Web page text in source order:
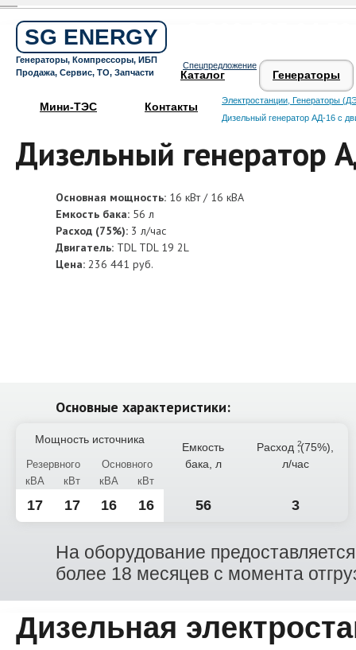
SG ENERGY
Генераторы, Компрессоры, ИБП
Продажа, Сервис, ТО, Запчасти
Спецпредложение
Каталог Генераторы
Мини-ТЭС Контакты
Электростанции, Генераторы
Дизельный генератор АД-16 с
Дизельный генератор
Основная мощность: 16 кВт / 16 кВА
Емкость бака: 56 л
Расход (75%): 3 л/час
Двигатель: TDL TDL 19 2L
Цена: 236 441 руб.
Основные характеристики:
Мощность источника
Емкость
бака, л
Расход ,(75%),
л/час
Резервного
Основного
кВА
кВт кВА кВт
17 17 16 16 56 3
На оборудование
более 18 месяцев с момента
Дизельная